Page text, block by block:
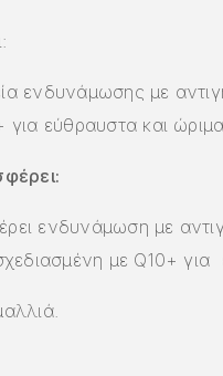
ι:
ενδυνάμωσης με
για εύθραυστα και
ενδυνάμωση με
με Q10+